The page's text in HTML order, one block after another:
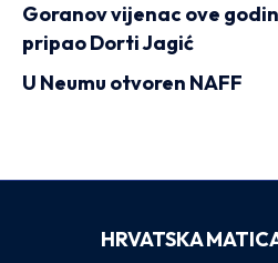
Goranov vijenac ove
pripao Dorti Jagić
U Neumu otvoren NAFF
HRVATSKA